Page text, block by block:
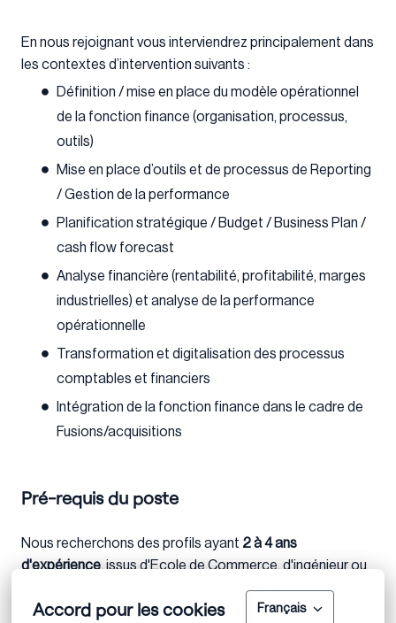
Accord pour les cookies Français
En nous rejoignant vous interviendrez principalement dans
les contextes d’intervention suivants :
Définition / mise en place du modèle opérationnel
de la fonction finance (organisation, processus,
outils)
Mise en place d’outils et de processus de Reporting
/ Gestion de la performance
Planification stratégique / Budget / Business Plan /
cash flow forecast
Analyse financière (rentabilité, profitabilité, marges
industrielles) et analyse de la performance
opérationnelle
Transformation et digitalisation des processus
comptables et financiers
Intégration de la fonction finance dans le cadre de
Fusions/acquisitions
Pré-requis du poste
Nous recherchons des profils ayant 2 à 4 ans
d'expérience, issus d'Ecole de Commerce, d'ingénieur ou
profils universitaires (Master Finance / CCA).